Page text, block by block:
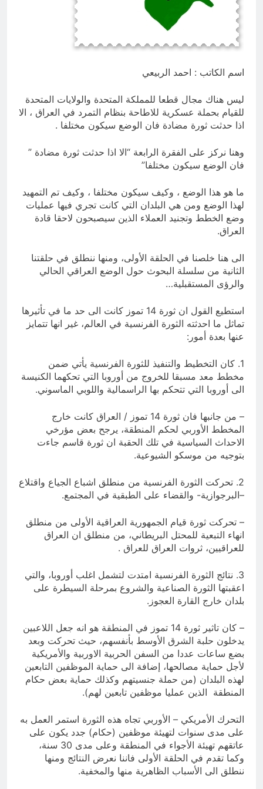
20 ساعة Ago
اتفاق مكة.. لحظة إعادة تشكيل
للتوازنات الإقليمية
21 ساعة Ago
اسم الكاتب : احمد الربيعي
ليس هناك مجال قطعا للمملكة المتحدة والولايات المتحدة
للقيام بحملة عسكرية للاطاحة بنظام التمرد في العراق ، الا
اذا حدثت ثورة مضادة فان الوضع سيكون مختلفا .
وهنا نركز على الفقرة الرابعة “الا اذا حدثت ثورة مضادة ”
فان الوضع سيكون مختلفا”
ما هو هذا الوضع ، وكيف سيكون مختلفا ، وكيف تم التمهيد
لهذا الوضع ومن هي البلدان التي كانت تجري فيها عمليات
وضع الخطط وتجنيد العملاء الذين سيصبحون لاحقا قادة
العراق.
الى هنا خلصنا في الحلقة الأولى، ومنها ننطلق في حلقتنا
الثانية من سلسلة البحوث حول الوضع العراقي الحالي
والرؤى المستقبلية…
استطيع القول ان ثورة 14 تموز كانت الى حد ما في تأثيرها
تماثل ما احدثته الثورة الفرنسية في العالم، غير انها تتمايز
عنها بعدة أمور:
1. كان التخطيط والتنفيذ للثورة الفرنسية يأتي ضمن
مخطط معد مسبقا للخروج من أوروبا التي تحكهما الكنيسة
الى أوروبا التي تتحكم بها الراسمالية واللوبي الماسوني.
– من جانبها فان ثورة 14 تموز / العراق كانت خارج
المخطط الأوربي لحكم المنطقة، يرجح بعض مؤرخي
الاحداث السياسية في تلك الحقبة ان ثورة قاسم جاءت
بتوجيه من موسكو الشيوعية.
2. تحركت الثورة الفرنسية من منطلق اشباع الجياع واقتلاع
–البرجوازية- والقضاء على الطبقية في المجتمع.
– تحركت ثورة قيام الجمهورية العراقية الأولى من منطلق
انهاء التبعية للمحتل البريطاني، من منطلق ان العراق
للعراقيين، ثروات العراق للعراق .
3. نتائج الثورة الفرنسية امتدت لتشمل اغلب أوروبا، والتي
اعقبتها الثورة الصناعية والشروع بمرحلة السيطرة على
بلدان خارج القارة العجوز.
– كان تاثير ثورة 14 تموز في المنطقة هو انه جعل اللاعبين
يدخلون حلبة الشرق الأوسط بأنفسهم، حيث تحركت وبعد
بضع ساعات عددا من السفن الحربية الاوربية والأمريكية
لأجل حماية مصالحها، إضافة الى حماية الموظفين التابعين
لهذه البلدان (من حملة جنسيتهم وكذلك حماية بعض حكام
المنطقة الذين عمليا موظفين تابعين لهم).
التحرك الأمريكي – الأوربي تجاه هذه الثورة استمر العمل به
على مدى سنوات لتهيئة موظفين (حكام) جدد يكون على
عاتقهم تهيئة الأجواء في المنطقة وعلى مدى 30 سنة،
وكما تقدم في الحلقة الأولى فاننا نعرض النتائج ومنها
ننطلق الى الأسباب الظاهرية منها والمخفية.